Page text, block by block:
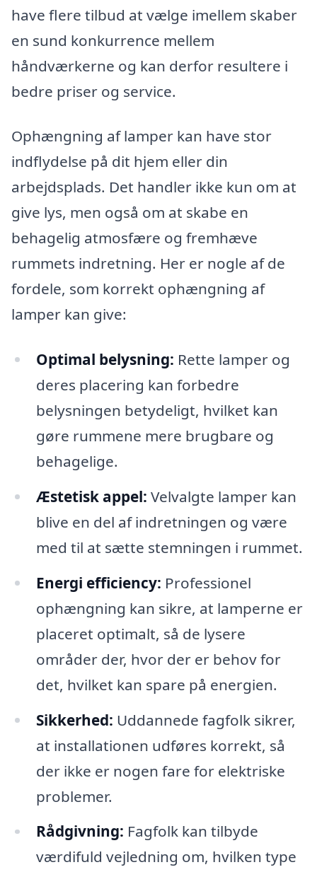
have flere tilbud at vælge imellem skaber
en sund konkurrence mellem
håndværkerne og kan derfor resultere i
bedre priser og service.
Ophængning af lamper kan have stor
indflydelse på dit hjem eller din
arbejdsplads. Det handler ikke kun om at
give lys, men også om at skabe en
behagelig atmosfære og fremhæve
rummets indretning. Her er nogle af de
fordele, som korrekt ophængning af
lamper kan give:
Optimal belysning: Rette lamper og
deres placering kan forbedre
belysningen betydeligt, hvilket kan
gøre rummene mere brugbare og
behagelige.
Æstetisk appel: Velvalgte lamper kan
blive en del af indretningen og være
med til at sætte stemningen i rummet.
Energi efficiency: Professionel
ophængning kan sikre, at lamperne er
placeret optimalt, så de lysere
områder der, hvor der er behov for
det, hvilket kan spare på energien.
Sikkerhed: Uddannede fagfolk sikrer,
at installationen udføres korrekt, så
der ikke er nogen fare for elektriske
problemer.
Rådgivning: Fagfolk kan tilbyde
værdifuld vejledning om, hvilken type